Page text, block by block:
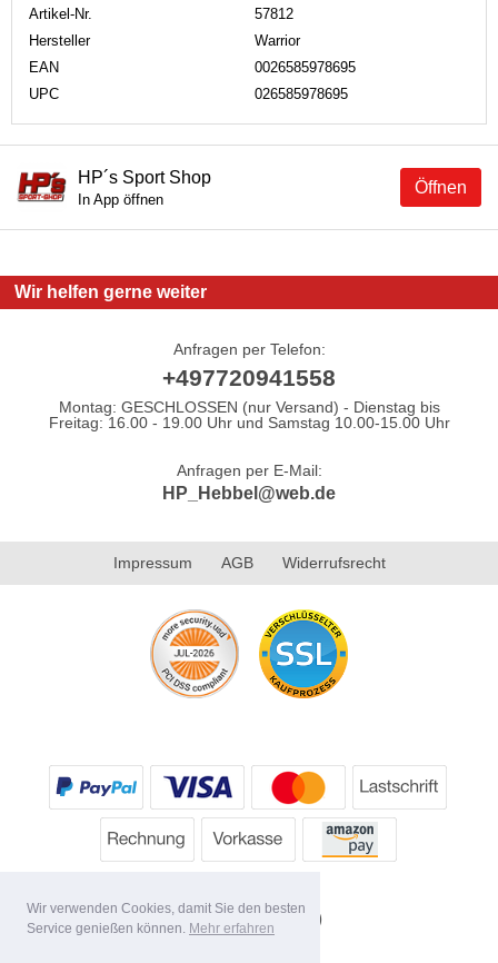
Wir verwenden Cookies, damit Sie den besten
Service genießen können. Mehr erfahren
Artikel-Nr.
57812
Hersteller
Warrior
EAN
0026585978695
UPC
026585978695
Öffnen
HP´s Sport Shop
In App öffnen
Wir helfen gerne weiter
Anfragen per Telefon:
+497720941558
Montag: GESCHLOSSEN (nur Versand) - Dienstag bis
Freitag: 16.00 - 19.00 Uhr und Samstag 10.00-15.00 Uhr
Anfragen per E-Mail:
HP_Hebbel@web.de
Impressum AGB Widerrufsrecht